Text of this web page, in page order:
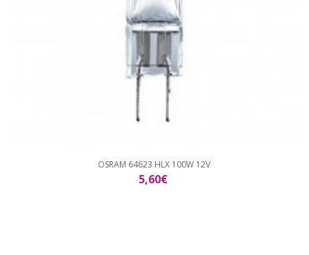
OSRAM 64623 HLX 100W 12V
5,60€